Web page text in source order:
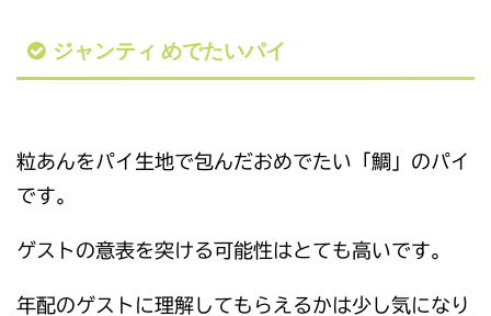
ジャンティ めでたいパイ
粒あんをパイ生地で包んだおめでたい「鯛」のパイ
です。
ゲストの意表を突ける可能性はとても高いです。
年配のゲストに理解してもらえるかは少し気になり